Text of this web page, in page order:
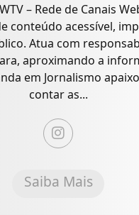
– Rede de Canais
conteúdo acessível,
Atua com
aproximando a
em Jornalismo
contar as...
Saiba Mais